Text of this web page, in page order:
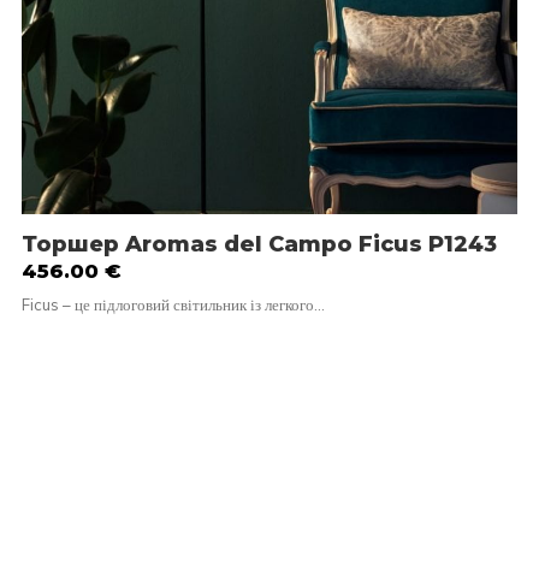
Торшер Aromas del Campo Ficus P1243
456.00 €
Ficus – це підлоговий світильник із легкого…